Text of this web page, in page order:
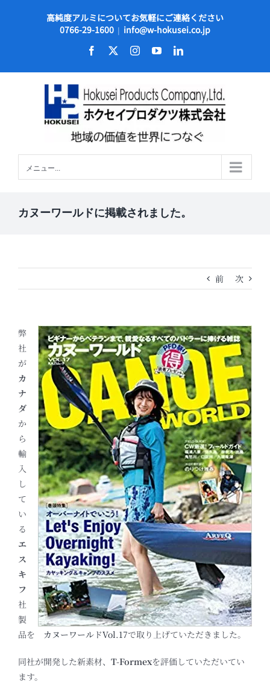
高純度アルミについてお気軽にご連絡ください
0766-29-1600 | info@w-hokusei.co.jp
Facebook InstagramYouTubeLinkedIn
メニュー...
カヌーワールドに掲載されました。
前 次
弊
社
が
カ
ナ
ダ
か
ら
輸
入
し
て
い
る
エ
ス
キ
フ
社
製
品を カヌーワールドVol.17で取り上げていただきました。
同社が開発した新素材、 T-Formexを評価していただいてい
ます。